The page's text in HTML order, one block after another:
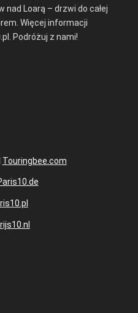
Loarą – drzwi do całej
Więcej informacji
Podróżuj z nami!
Touringbee.com